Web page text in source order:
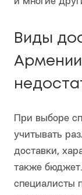
Виды
При выборе
учитывать
доставки,
также
специалисты